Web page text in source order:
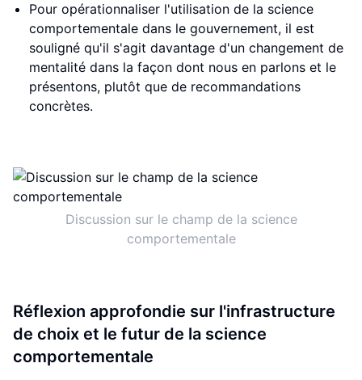
Pour opérationnaliser l'utilisation de la science
comportementale dans le gouvernement, il est
souligné qu'il s'agit davantage d'un changement de
mentalité dans la façon dont nous en parlons et le
présentons, plutôt que de recommandations
concrètes.
Discussion sur le champ de la science
comportementale
Réflexion approfondie sur l'infrastructure
de choix et le futur de la science
comportementale